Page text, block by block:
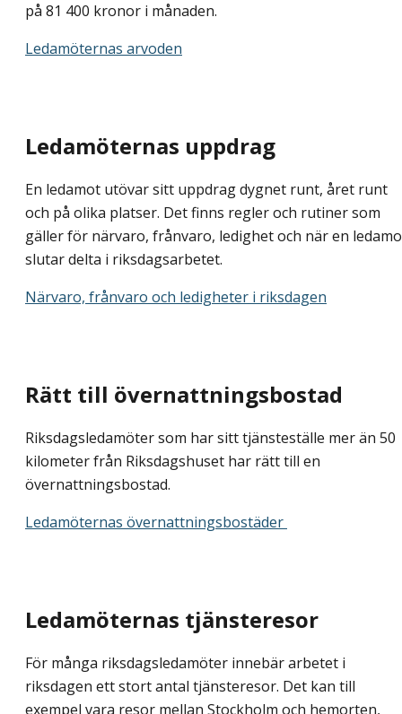
på 81 400 kronor i månaden.
Ledamöternas arvoden
Ledamöternas uppdrag
En ledamot utövar sitt uppdrag dygnet runt, året runt
och på olika platser. Det finns regler och rutiner som
gäller för närvaro, frånvaro, ledighet och när en
slutar delta i riksdagsarbetet.
Närvaro, frånvaro och ledigheter i riksdagen
Rätt till övernattningsbostad
Riksdagsledamöter som har sitt tjänsteställe mer än 50
kilometer från Riksdagshuset har rätt till en
övernattningsbostad.
Ledamöternas övernattningsbostäder
Ledamöternas tjänsteresor
För många riksdagsledamöter innebär arbetet i
riksdagen ett stort antal tjänsteresor. Det kan till
exempel vara resor mellan Stockholm och hemorten,